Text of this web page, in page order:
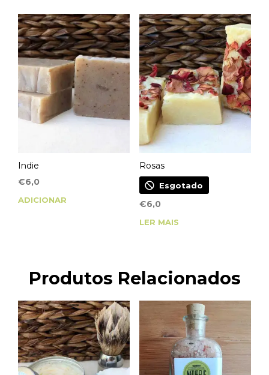
Indie
€6,0
ADICIONAR
Rosas
Esgotado
€6,0
LER MAIS
Produtos Relacionados